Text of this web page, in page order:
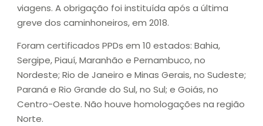
viagens. A obrigação foi instituída após a última
greve dos caminhoneiros, em 2018.
Foram certificados PPDs em 10 estados: Bahia,
Sergipe, Piauí, Maranhão e Pernambuco, no
Nordeste; Rio de Janeiro e Minas Gerais, no Sudeste;
Paraná e Rio Grande do Sul, no Sul; e Goiás, no
Centro-Oeste. Não houve homologações na região
Norte.